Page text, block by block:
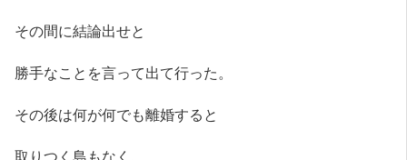
その間に結論出せと
勝手なことを言って出て行った。
その後は何が何でも離婚すると
取りつく島もなく、